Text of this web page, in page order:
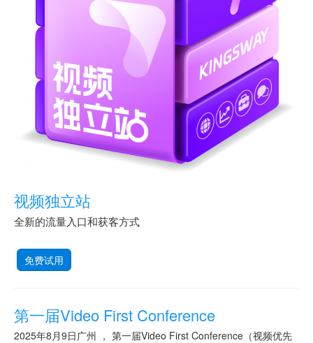
视频独立站
全新的流量入口和获客方式
免费试用
第一届Video First Conference
2025年8月9日广州 ， 第一届Video First Conference（视频优先